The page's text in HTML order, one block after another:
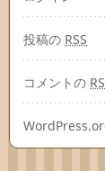
投稿の RSS
コメントの